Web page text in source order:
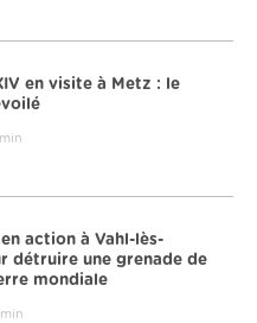
en visite à Metz : le
action à Vahl-lès-
détruire une grenade de
mondiale